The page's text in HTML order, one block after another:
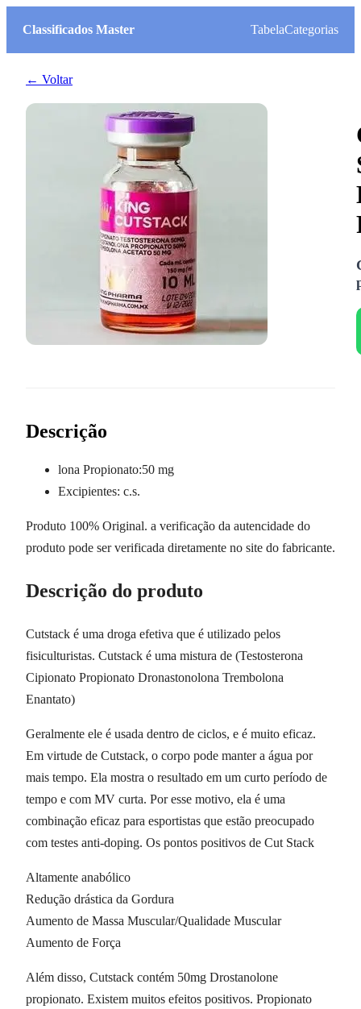
Classificados Master TabelaCategorias
← Voltar
Descrição
lona Propionato:50 mg
Excipientes: c.s.
Produto 100% Original. a verificação da autencidade do
produto pode ser verificada diretamente no site do fabricante.
Descrição do produto
Cutstack é uma droga efetiva que é utilizado pelos
fisiculturistas. Cutstack é uma mistura de (Testosterona
Cipionato Propionato Dronastonolona Trembolona
Enantato)
Geralmente ele é usada dentro de ciclos, e é muito eficaz.
Em virtude de Cutstack, o corpo pode manter a água por
mais tempo. Ela mostra o resultado em um curto período de
tempo e com MV curta. Por esse motivo, ela é uma
combinação eficaz para esportistas que estão preocupado
com testes anti-doping. Os pontos positivos de Cut Stack
Altamente anabólico
Redução drástica da Gordura
Aumento de Massa Muscular/Qualidade Muscular
Aumento de Força
Além disso, Cutstack contém 50mg Drostanolone
propionato. Existem muitos efeitos positivos. Propionato